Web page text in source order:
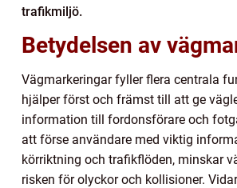
trafikmiljö.
Betydelsen av
Vägmarkeringar fyller flera centrala
hjälper först och främst till att ge
information till fordonsförare och
att förse användare med viktig
körriktning och trafikflöden, minskar
risken för olyckor och kollisioner.